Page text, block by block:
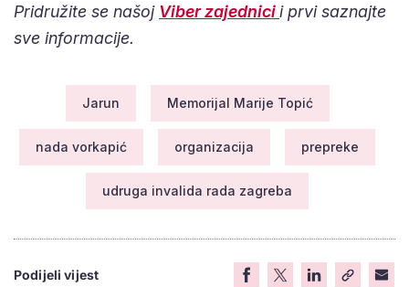
Pridružite se našoj Viber zajednicii prvi saznajte
sve informacije.
Jarun Memorijal Marije Topić
nada vorkapić organizacija prepreke
udruga invalida rada zagreba
Podijeli vijest